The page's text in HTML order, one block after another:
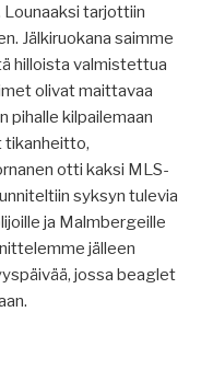
Lounaaksi tarjottiin
Jälkiruokana saimme
hilloista valmistettua
olivat maittavaa
pihalle kilpailemaan
tikanheitto,
otti kaksi MLS-
syksyn tulevia
ja Malmbergeille
jälleen
jossa beaglet